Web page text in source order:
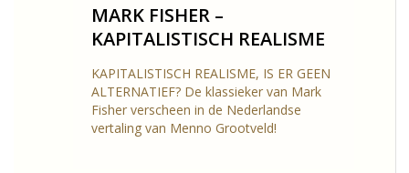
MARK FISHER –
KAPITALISTISCH REALISME
KAPITALISTISCH REALISME, IS ER GEEN
ALTERNATIEF? De klassieker van Mark
Fisher verscheen in de Nederlandse
vertaling van Menno Grootveld!